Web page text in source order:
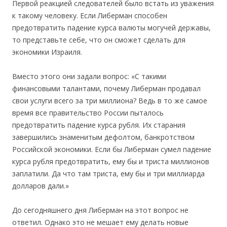
Первой реакцией следователей было встать из уважения
к такому человеку. Если Либерман способен
предотвратить падение курса валюты могучей державы,
то представьте себе, что он сможет сделать для
экономики Израиля.
Вместо этого они задали вопрос: «С такими
финансовыми талантами, почему Либерман продавал
свои услуги всего за три миллиона? Ведь в то же самое
время все правительство России пыталось
предотвратить падение курса рубля. Их старания
завершились знаменитым дефолтом, банкротством
Российской экономики. Если бы Либерман сумел падение
курса рубля предотвратить, ему бы и триста миллионов
заплатили. Да что там триста, ему бы и три миллиарда
долларов дали.»
До сегодняшнего дня Либерман на этот вопрос не
ответил. Однако это не мешает ему делать новые